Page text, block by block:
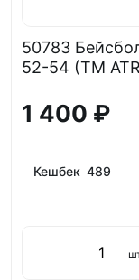
50783
52-54 (ТМ
1 400 ₽
Кешбек 489